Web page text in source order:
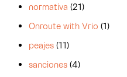
normativa (21)
Onroute with Vrio (1)
peajes(11)
sanciones(4)